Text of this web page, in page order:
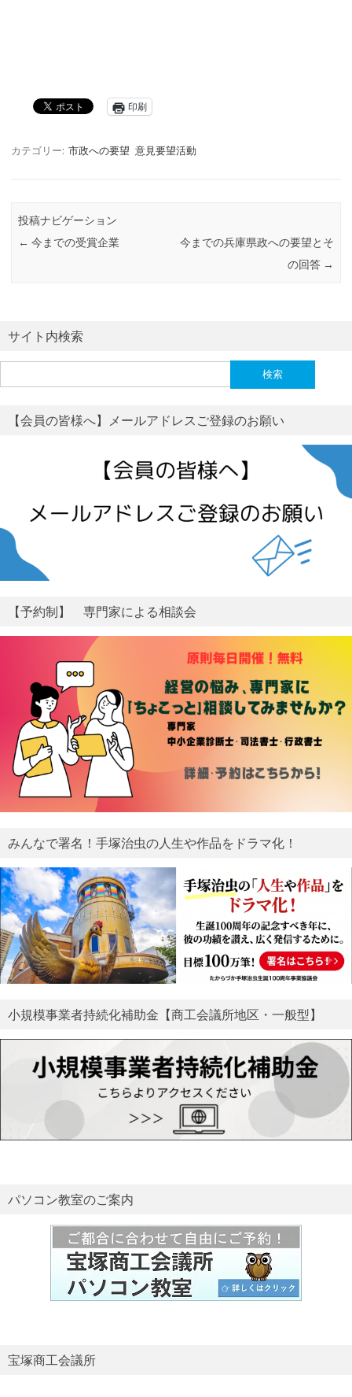
印刷
カテゴリー: 市政への要望 意見要望活動
投稿ナビゲーション
← 今までの受賞企業
今までの兵庫県政への要望とそ
の回答 →
サイト内検索
索:
【会員の皆様へ】メールアドレスご登録のお願い
【予約制】 専門家による相談会
みんなで署名！手塚治虫の人生や作品をドラマ化！
小規模事業者持続化補助金【商工会議所地区・一般型】
パソコン教室のご案内
宝塚商工会議所